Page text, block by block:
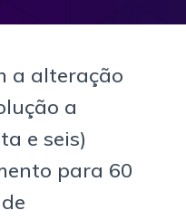
a alteração
a
e seis)
para 60